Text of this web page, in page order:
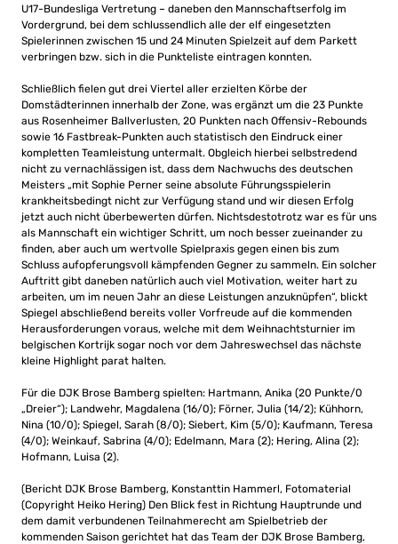
U17-Bundesliga Vertretung – daneben den Mannschaftserfolg im
Vordergrund, bei dem schlussendlich alle der elf eingesetzten
Spielerinnen zwischen 15 und 24 Minuten Spielzeit auf dem Parkett
verbringen bzw. sich in die Punkteliste eintragen konnten.
Schließlich fielen gut drei Viertel aller erzielten Körbe der
Domstädterinnen innerhalb der Zone, was ergänzt um die 23 Punkte
aus Rosenheimer Ballverlusten, 20 Punkten nach Offensiv-Rebounds
sowie 16 Fastbreak-Punkten auch statistisch den Eindruck einer
kompletten Teamleistung untermalt. Obgleich hierbei selbstredend
nicht zu vernachlässigen ist, dass dem Nachwuchs des deutschen
Meisters „mit Sophie Perner seine absolute Führungsspielerin
krankheitsbedingt nicht zur Verfügung stand und wir diesen Erfolg
jetzt auch nicht überbewerten dürfen. Nichtsdestotrotz war es für uns
als Mannschaft ein wichtiger Schritt, um noch besser zueinander zu
finden, aber auch um wertvolle Spielpraxis gegen einen bis zum
Schluss aufopferungsvoll kämpfenden Gegner zu sammeln. Ein solcher
Auftritt gibt daneben natürlich auch viel Motivation, weiter hart zu
arbeiten, um im neuen Jahr an diese Leistungen anzuknüpfen“, blickt
Spiegel abschließend bereits voller Vorfreude auf die kommenden
Herausforderungen voraus, welche mit dem Weihnachtsturnier im
belgischen Kortrijk sogar noch vor dem Jahreswechsel das nächste
kleine Highlight parat halten.
Für die DJK Brose Bamberg spielten: Hartmann, Anika (20 Punkte/0
„Dreier“); Landwehr, Magdalena (16/0); Förner, Julia (14/2); Kühhorn,
Nina (10/0); Spiegel, Sarah (8/0); Siebert, Kim (5/0); Kaufmann, Teresa
(4/0); Weinkauf, Sabrina (4/0); Edelmann, Mara (2); Hering, Alina (2);
Hofmann, Luisa (2).
(Bericht DJK Brose Bamberg, Konstanttin Hammerl, Fotomaterial
(Copyright Heiko Hering) Den Blick fest in Richtung Hauptrunde und
dem damit verbundenen Teilnahmerecht am Spielbetrieb der
kommenden Saison gerichtet hat das Team der DJK Brose Bamberg,